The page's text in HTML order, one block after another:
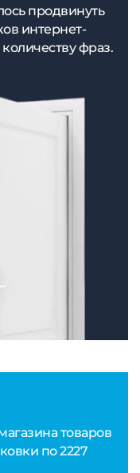
товаров
по 2227
продвинуть
интернет-
фраз.